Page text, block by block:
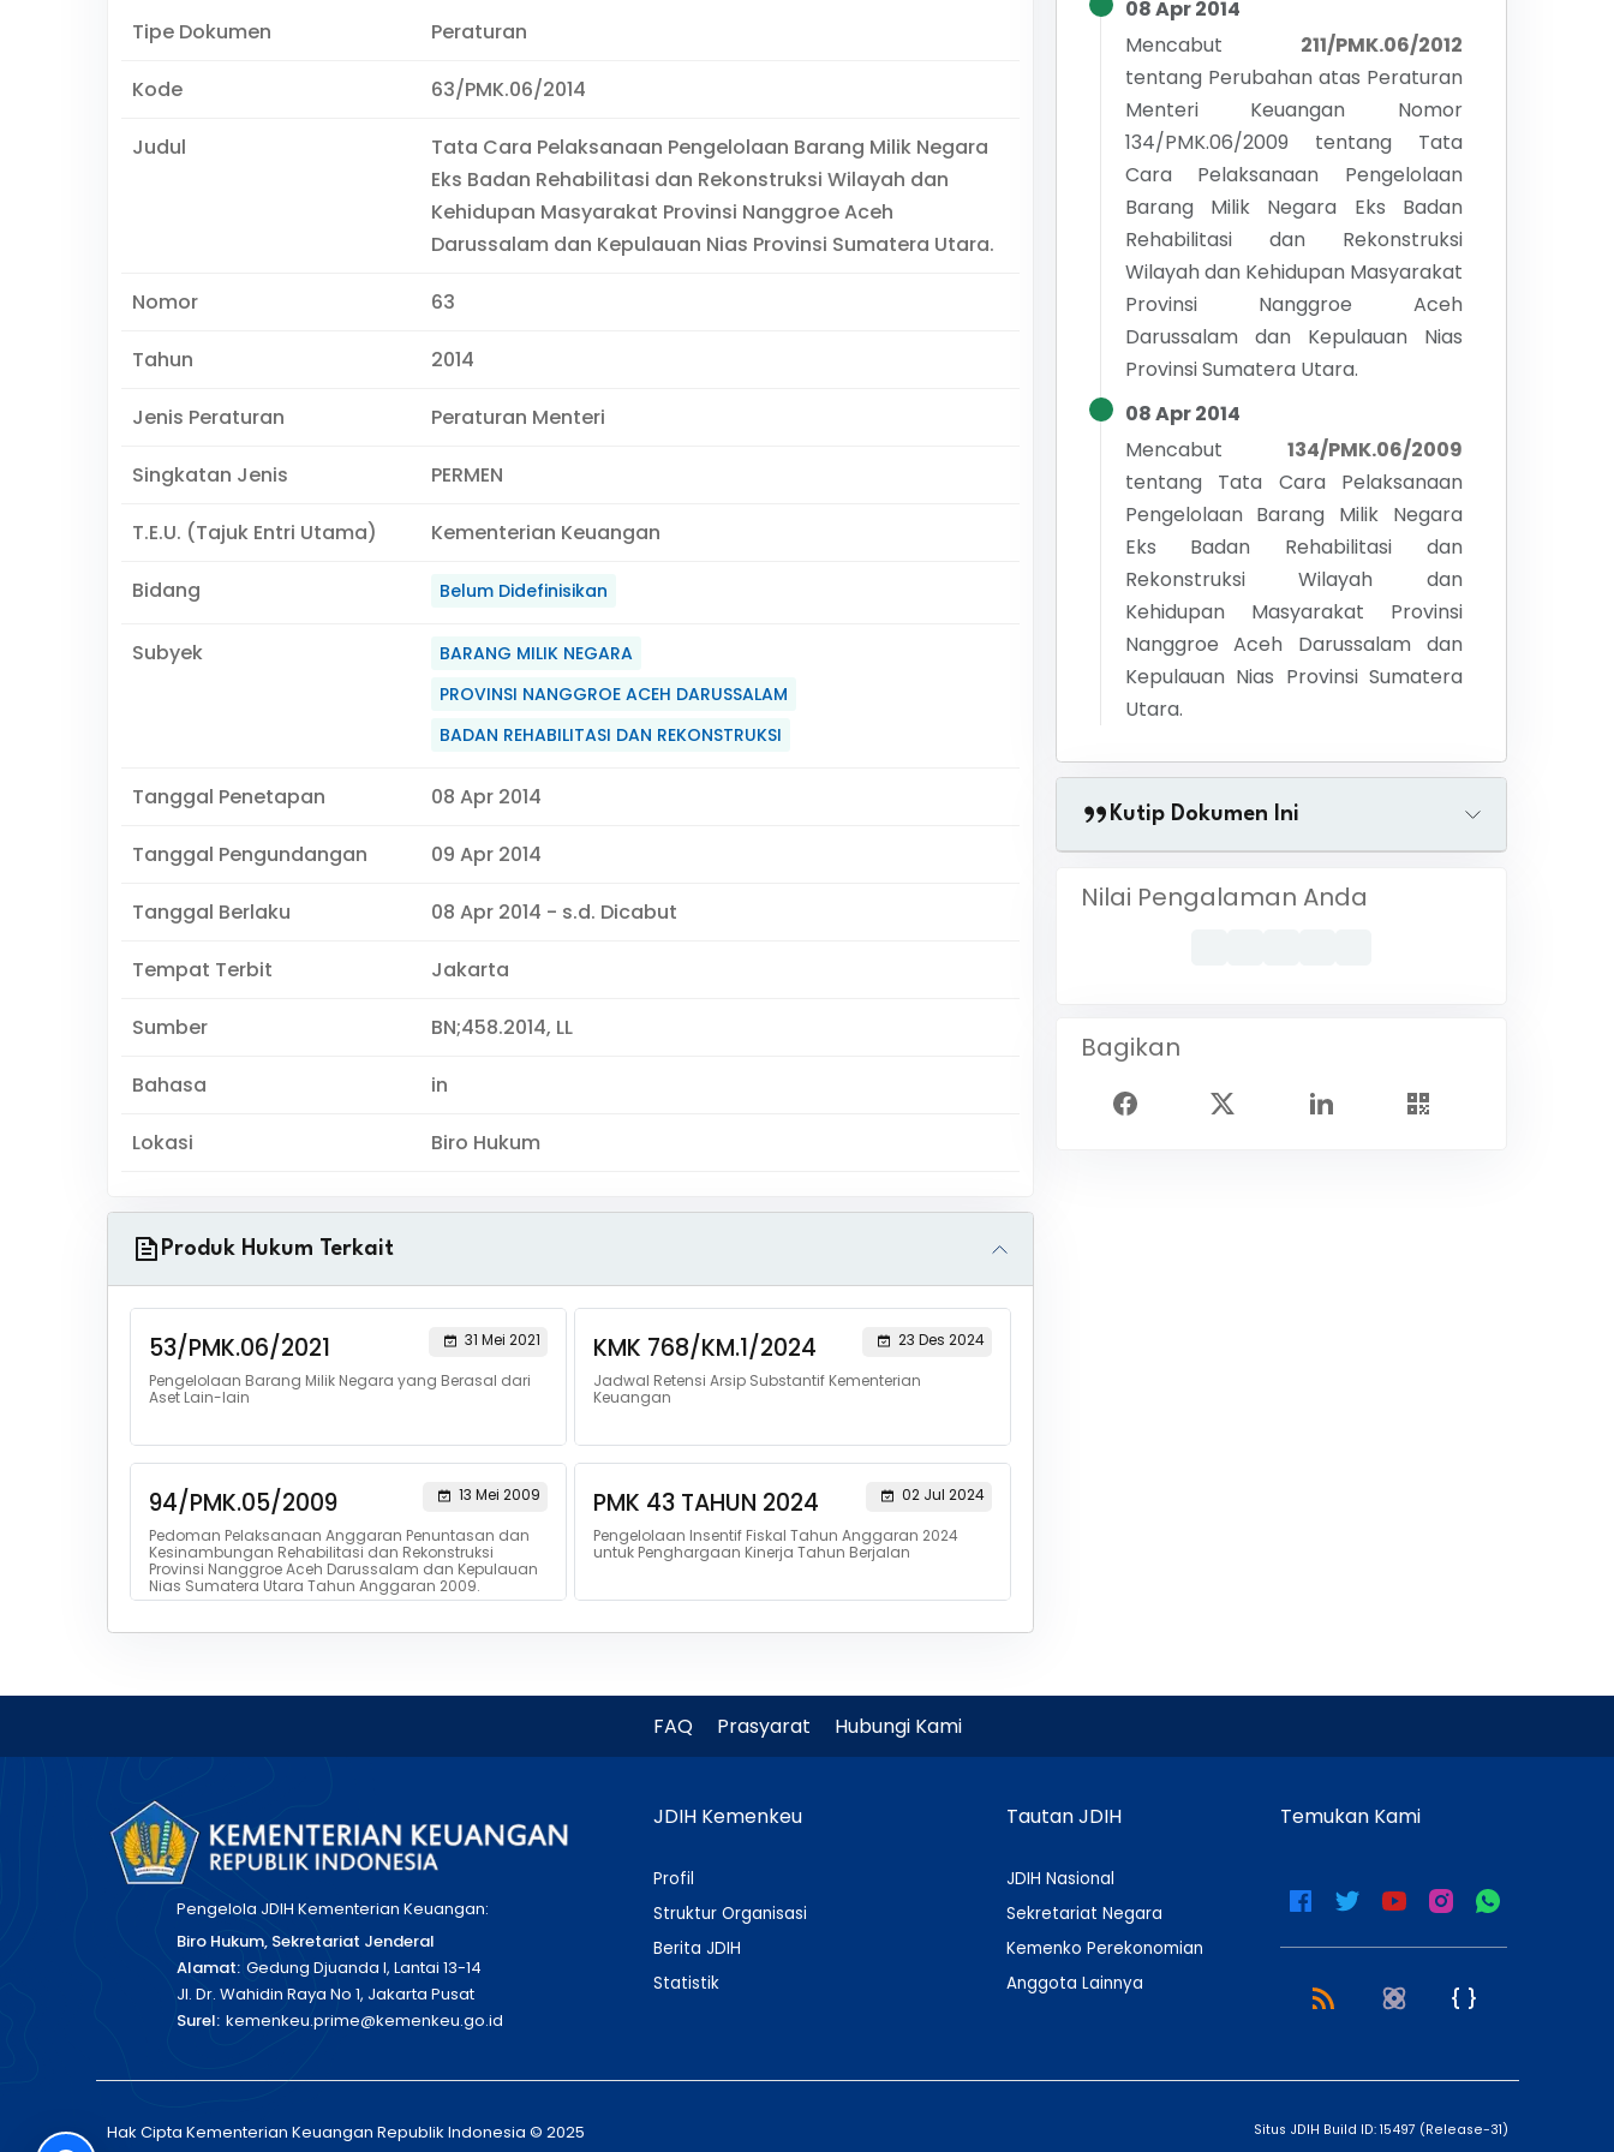
Tipe Dokumen Peraturan
Kode 63/PMK.06/2014
Judul
Tata Cara Pelaksanaan Pengelolaan Barang Milik Negara
Eks Badan Rehabilitasi dan Rekonstruksi Wilayah dan
Kehidupan Masyarakat Provinsi Nanggroe Aceh
Darussalam dan Kepulauan Nias Provinsi Sumatera Utara.
Nomor 63
Tahun 2014
Jenis Peraturan Peraturan Menteri
Singkatan Jenis PERMEN
T.E.U. (Tajuk Entri Utama) Kementerian Keuangan
Bidang Belum Didefinisikan
Subyek
BARANG MILIK NEGARA
PROVINSI NANGGROE ACEH DARUSSALAM
BADAN REHABILITASI DAN REKONSTRUKSI
Tanggal Penetapan 08 Apr 2014
Tanggal Pengundangan 09 Apr 2014
Tanggal Berlaku 08 Apr 2014 - s.d. Dicabut
Tempat Terbit Jakarta
Sumber BN;458.2014, LL
Bahasa in
Lokasi Biro Hukum
Produk Hukum Terkait
53/PMK.06/2021
31 Mei 2021
Pengelolaan Barang Milik Negara yang Berasal dari
Aset Lain-lain
KMK 768/KM.1/2024
23 Des 2024
Jadwal Retensi Arsip Substantif Kementerian
Keuangan
94/PMK.05/2009
13 Mei 2009
Pedoman Pelaksanaan Anggaran Penuntasan dan
Kesinambungan Rehabilitasi dan Rekonstruksi
Provinsi Nanggroe Aceh Darussalam dan Kepulauan
Nias Sumatera Utara Tahun Anggaran 2009.
PMK 43 TAHUN 2024
02 Jul 2024
Pengelolaan Insentif Fiskal Tahun Anggaran 2024
untuk Penghargaan Kinerja Tahun Berjalan
08 Apr 2014
Mencabut
211/PMK.06/2012
tentang Perubahan atas Peraturan
Menteri Keuangan Nomor
134/PMK.06/2009 tentang Tata
Cara Pelaksanaan Pengelolaan
Barang Milik Negara Eks Badan
Rehabilitasi dan Rekonstruksi
Wilayah dan Kehidupan Masyarakat
Provinsi Nanggroe Aceh
Darussalam dan Kepulauan Nias
Provinsi Sumatera Utara.
08 Apr 2014
Mencabut
134/PMK.06/2009
tentang Tata Cara Pelaksanaan
Pengelolaan Barang Milik Negara
Eks Badan Rehabilitasi dan
Rekonstruksi Wilayah dan
Kehidupan Masyarakat Provinsi
Nanggroe Aceh Darussalam dan
Kepulauan Nias Provinsi Sumatera
Utara.
Kutip Dokumen Ini
Nilai Pengalaman Anda
Bagikan
FAQ Prasyarat Hubungi Kami
Pengelola JDIH Kementerian Keuangan:
Biro Hukum, Sekretariat Jenderal
Alamat: Gedung Djuanda I, Lantai 13-14
Jl. Dr. Wahidin Raya No 1, Jakarta Pusat
Surel: kemenkeu.prime@kemenkeu.go.id
JDIH Kemenkeu
Profil
Struktur Organisasi
Berita JDIH
Statistik
Tautan JDIH
JDIH Nasional
Sekretariat Negara
Kemenko Perekonomian
Anggota Lainnya
Temukan Kami
Hak Cipta Kementerian Keuangan Republik Indonesia © 2025 Situs JDIH Build ID: 15497 (Release-31)